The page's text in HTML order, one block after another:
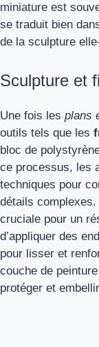
miniature est
se traduit bien
de la sculpture
Sculpture et
Une fois les plans
outils tels que les
bloc de
ce processus, les
techniques pour
détails
cruciale pour un
d’appliquer des
pour lisser et
couche de
protéger et